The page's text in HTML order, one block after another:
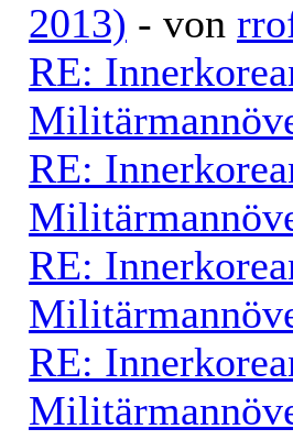
2013) - von
RE:
RE:
RE:
RE: